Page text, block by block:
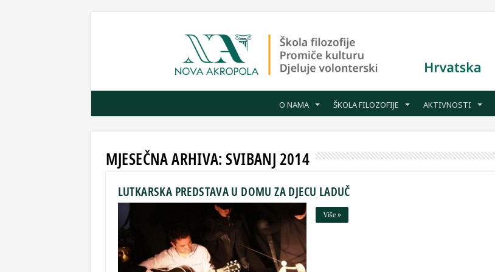
O NAMA ŠKOLA FILOZOFIJE AKTIVNOSTI
MJESEČNA ARHIVA:SVIBANJ 2014
LUTKARSKA PREDSTAVA U DOMU ZA DJECU LADUČ
Više »